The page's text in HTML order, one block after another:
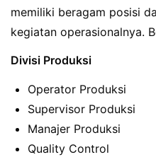
memiliki beragam posisi
kegiatan operasionalnya.
Divisi Produksi
Operator Produksi
Supervisor Produksi
Manajer Produksi
Quality Control